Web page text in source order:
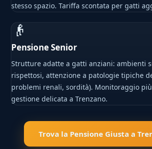
stesso spazio. Tariffa scontata per gatti
👴
Pensione Senior
Strutture adatte a gatti anziani: ambienti
rispettosi, attenzione a patologie tipiche
problemi renali, sordità). Monitoraggio
gestione delicata a Trenzano.
Trova la Pensione Giusta a